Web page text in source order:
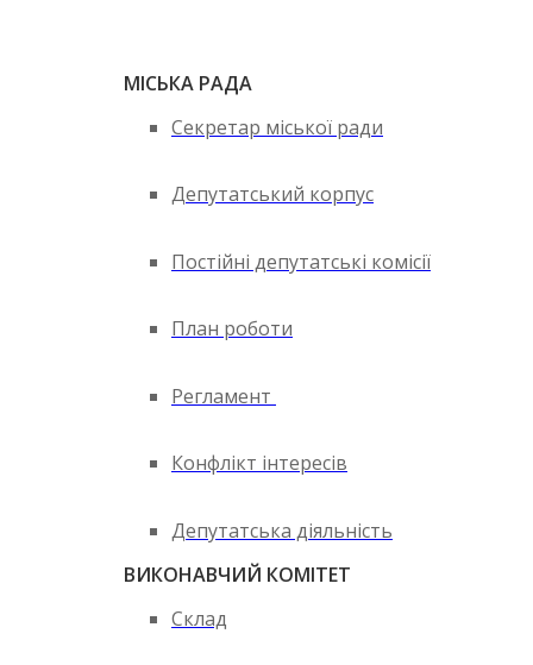
МІСЬКА РАДА
Секретар міської ради
Депутатський корпус
Постійні депутатські комісії
План роботи
Регламент
Конфлікт інтересів
Депутатська діяльність
ВИКОНАВЧИЙ КОМІТЕТ
Склад